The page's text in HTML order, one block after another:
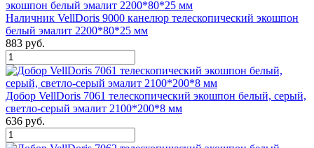
Наличник VellDoris 9000 канелюр телескопический экошпон
белый эмалит 2200*80*25 мм
883 руб.
Добор VellDoris 7061 телескопический экошпон белый, серый,
светло-серый эмалит 2100*200*8 мм
636 руб.